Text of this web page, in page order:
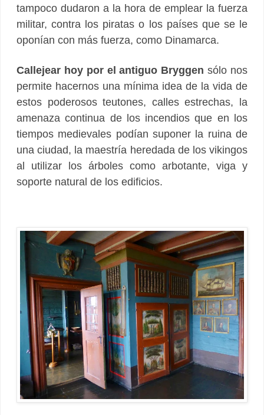
tampoco dudaron a la hora de emplear la fuerza
militar, contra los piratas o los países que se le
oponían con más fuerza, como Dinamarca.
Callejear hoy por el antiguo Bryggen sólo nos
permite hacernos una mínima idea de la vida de
estos poderosos teutones, calles estrechas, la
amenaza continua de los incendios que en los
tiempos medievales podían suponer la ruina de
una ciudad, la maestría heredada de los vikingos
al utilizar los árboles como arbotante, viga y
soporte natural de los edificios.